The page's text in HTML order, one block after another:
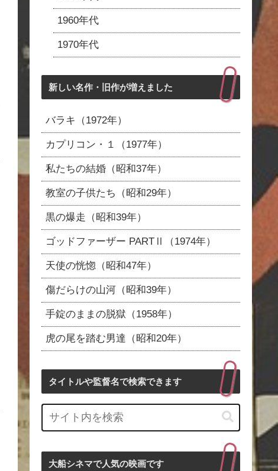
1960年代
1970年代
新しい名作・旧作が増えました
バラキ（1972年）
カプリコン・１（1977年）
私たちの結婚（昭和37年）
教室の子供たち（昭和29年）
黒の爆走（昭和39年）
ゴッドファーザー PARTⅡ（1974年）
天使の恍惚（昭和47年）
傷だらけの山河（昭和39年）
手錠のままの脱獄（1958年）
虎の尾を踏む男達（昭和20年）
タイトルや監督名で検索できます
大船シネマで人気の映画です